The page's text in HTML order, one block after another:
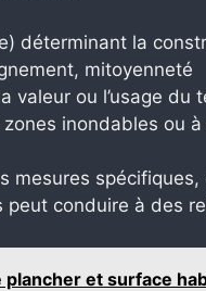
déterminant la
mitoyenneté
valeur ou l’usage du
inondables ou
conduire à des
et surface